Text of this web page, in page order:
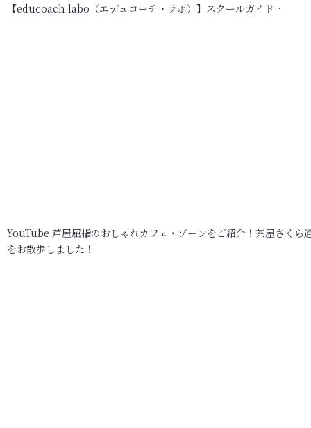
【educoach.labo（エデュコーチ・ラボ）】スクールガイド…
YouTube 芦屋屈指のおしゃれカフェ・ゾーンをご紹介！茶屋さくら
をお散歩しました！